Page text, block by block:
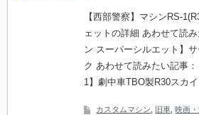
【西部警察】マシンRS-
ェットの詳細 あわせて読
ン スーパーシルエット】
ク あわせて読みたい記事
1】劇中車TBO製R30スカ
カスタムマシン 旧車 ,映画